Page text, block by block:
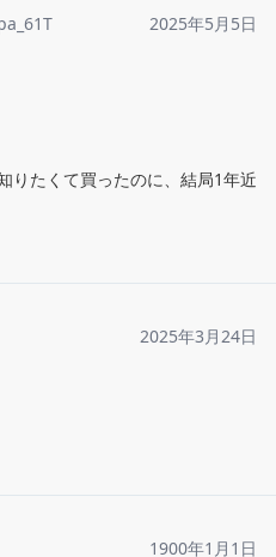
2025年5月5日
りたくて買ったのに、結局1年近
2025年3月24日
1900年1月1日